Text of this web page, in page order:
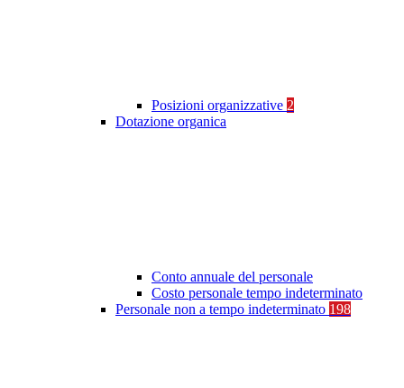
Posizioni organizzative 2
Dotazione organica
Conto annuale del personale
Costo personale tempo indeterminato
Personale non a tempo indeterminato 198